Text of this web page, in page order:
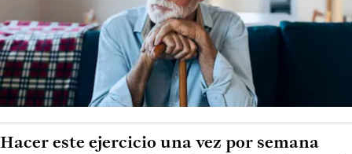
Hacer este ejercicio una vez por semana